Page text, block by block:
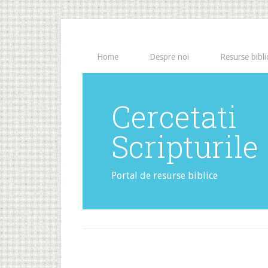
Home Despre noi Resurse
Cercetati
Scripturile
Portal de resurse biblice